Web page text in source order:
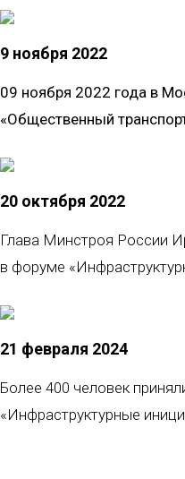
9 ноября 2022
09 ноября 2022 года в
«Общественный
20 октября 2022
Глава Минстроя России
в форуме
21 февраля 2024
Более 400 человек
«Инфраструктурные